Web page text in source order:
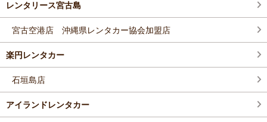
レンタリース宮古島
宮古空港店 沖縄県レンタカー協会加盟店
楽円レンタカー
石垣島店
アイランドレンタカー